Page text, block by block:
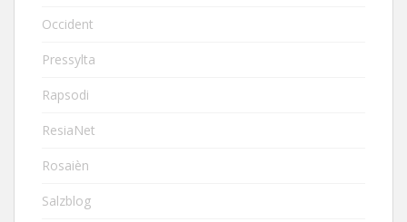
Occident
Pressylta
Rapsodi
ResiaNet
Rosaièn
Salzblog